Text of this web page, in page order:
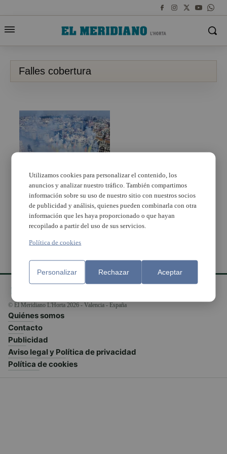
Falles cobertura
2,5 milions de
valencians segueixen
les Falles per À Punt
© El Meridiano L'Horta 2026 - Valencia - España
Quiénes somos
Contacto
Publicidad
Aviso legal y Política de privacidad
Política de cookies
Utilizamos cookies para personalizar el contenido, los
anuncios y analizar nuestro tráfico. También compartimos
información sobre su uso de nuestro sitio con nuestros socios
de publicidad y análisis, quienes pueden combinarla con otra
información que les haya proporcionado o que hayan
recopilado a partir del uso de sus servicios.
Política de cookies
Personalizar Rechazar Aceptar